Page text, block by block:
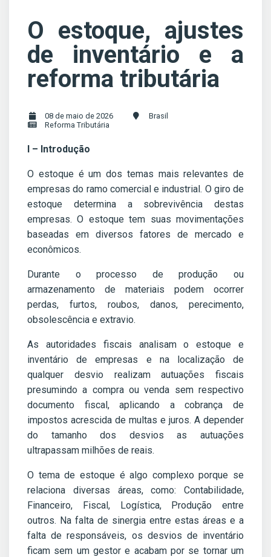
O estoque, ajustes
de inventário e a
reforma tributária
08 de maio de 2026
Brasil
Reforma Tributária
I – Introdução
O estoque é um dos temas mais relevantes de
empresas do ramo comercial e industrial. O giro de
estoque determina a sobrevivência destas
empresas. O estoque tem suas movimentações
baseadas em diversos fatores de mercado e
econômicos.
Durante o processo de produção ou
armazenamento de materiais podem ocorrer
perdas, furtos, roubos, danos, perecimento,
obsolescência e extravio.
As autoridades fiscais analisam o estoque e
inventário de empresas e na localização de
qualquer desvio realizam autuações fiscais
presumindo a compra ou venda sem respectivo
documento fiscal, aplicando a cobrança de
impostos acrescida de multas e juros. A depender
do tamanho dos desvios as autuações
ultrapassam milhões de reais.
O tema de estoque é algo complexo porque se
relaciona diversas áreas, como: Contabilidade,
Financeiro, Fiscal, Logística, Produção entre
outros. Na falta de sinergia entre estas áreas e a
falta de responsáveis, os desvios de inventário
ficam sem um gestor e acabam por se tornar um